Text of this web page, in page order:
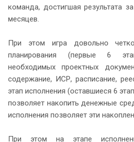
команда, достигшая результата
месяцев.
При этом игра довольно
планирования (первые 6
необходимых проектных
содержание, ИСР, расписание,
этап исполнения (оставшиеся 6
позволяет накопить денежные
исполнения позволяет эти
При этом на этапе